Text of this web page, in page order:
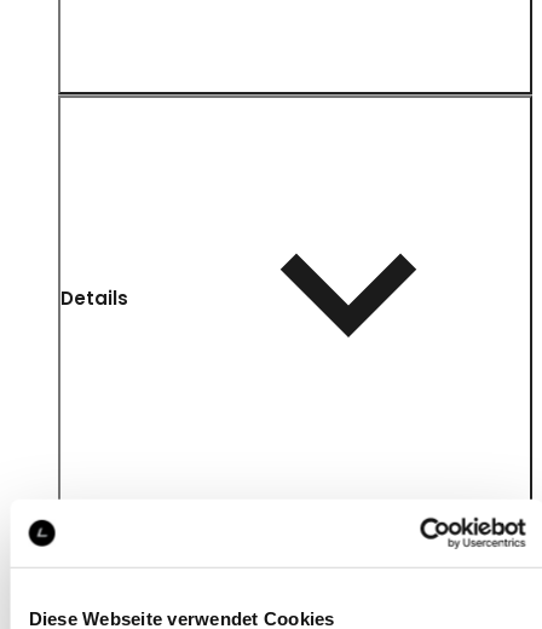
Diese Webseite verwendet Cookies
Details